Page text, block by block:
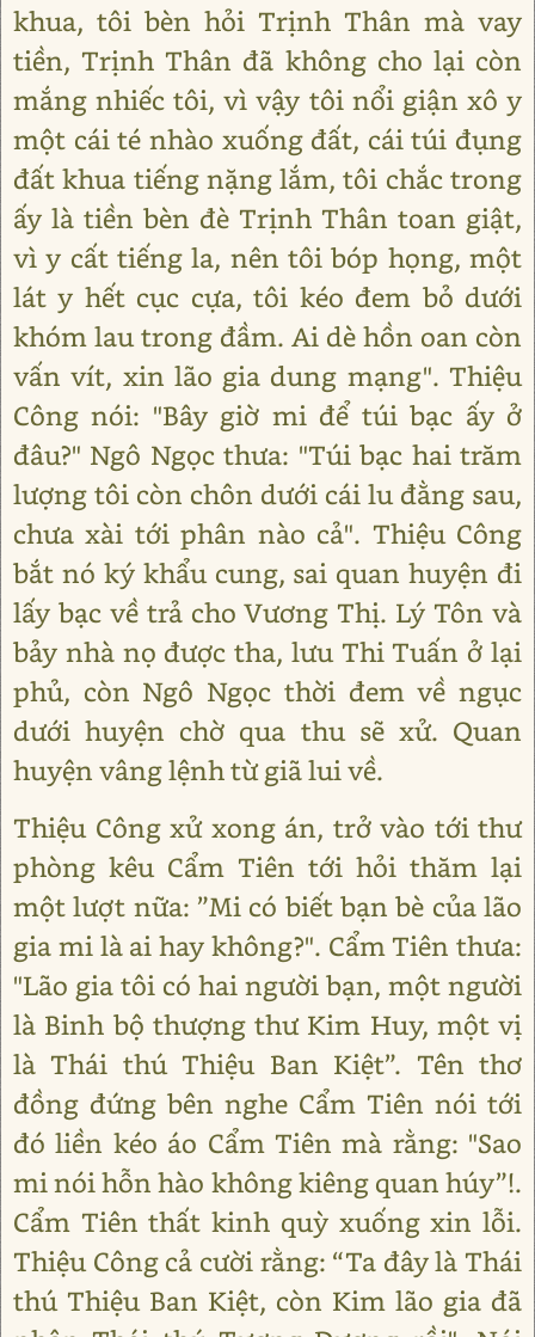
khua, tôi bèn hỏi Trịnh Thân mà vay
tiền, Trịnh Thân đã không cho lại còn
mắng nhiếc tôi, vì vậy tôi nổi giận xô y
một cái té nhào xuống đất, cái túi đụng
đất khua tiếng nặng lắm, tôi chắc trong
ấy là tiền bèn đè Trịnh Thân toan giật,
vì y cất tiếng la, nên tôi bóp họng, một
lát y hết cục cựa, tôi kéo đem bỏ dưới
khóm lau trong đầm. Ai dè hồn oan còn
vấn vít, xin lão gia dung mạng". Thiệu
Công nói: "Bây giờ mi để túi bạc ấy ở
đâu?" Ngô Ngọc thưa: "Túi bạc hai trăm
lượng tôi còn chôn dưới cái lu đằng sau,
chưa xài tới phân nào cả". Thiệu Công
bắt nó ký khẩu cung, sai quan huyện đi
lấy bạc về trả cho Vương Thị. Lý Tôn và
bảy nhà nọ được tha, lưu Thi Tuấn ở lại
phủ, còn Ngô Ngọc thời đem về ngục
dưới huyện chờ qua thu sẽ xử. Quan
huyện vâng lệnh từ giã lui về.
Thiệu Công xử xong án, trở vào tới thư
phòng kêu Cẩm Tiên tới hỏi thăm lại
một lượt nữa: ”Mi có biết bạn bè của lão
gia mi là ai hay không?". Cẩm Tiên thưa:
"Lão gia tôi có hai người bạn, một người
là Binh bộ thượng thư Kim Huy, một vị
là Thái thú Thiệu Ban Kiệt”. Tên thơ
đồng đứng bên nghe Cẩm Tiên nói tới
đó liền kéo áo Cẩm Tiên mà rằng: "Sao
mi nói hỗn hào không kiêng quan húy”!.
Cẩm Tiên thất kinh quỳ xuống xin lỗi.
Thiệu Công cả cười rằng: “Ta đây là Thái
thú Thiệu Ban Kiệt, còn Kim lão gia đã